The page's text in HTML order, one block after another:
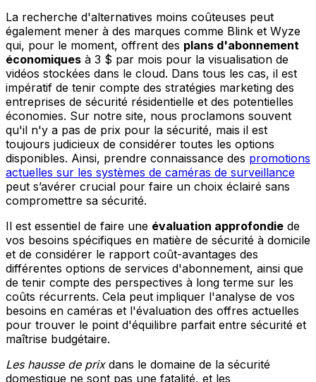
La recherche d'alternatives moins coûteuses peut
également mener à des marques comme Blink et Wyze
qui, pour le moment, offrent des plans d'abonnement
économiques à 3 $ par mois pour la visualisation de
vidéos stockées dans le cloud. Dans tous les cas, il est
impératif de tenir compte des stratégies marketing des
entreprises de sécurité résidentielle et des potentielles
économies. Sur notre site, nous proclamons souvent
qu'il n'y a pas de prix pour la sécurité, mais il est
toujours judicieux de considérer toutes les options
disponibles. Ainsi, prendre connaissance des promotions
actuelles sur les systèmes de caméras de surveillance
peut s’avérer crucial pour faire un choix éclairé sans
compromettre sa sécurité.
Il est essentiel de faire une évaluation approfondie de
vos besoins spécifiques en matière de sécurité à domicile
et de considérer le rapport coût-avantages des
différentes options de services d'abonnement, ainsi que
de tenir compte des perspectives à long terme sur les
coûts récurrents. Cela peut impliquer l'analyse de vos
besoins en caméras et l'évaluation des offres actuelles
pour trouver le point d'équilibre parfait entre sécurité et
maîtrise budgétaire.
Les hausse de prixdans le domaine de la sécurité
domestique ne sont pas une fatalité, et les